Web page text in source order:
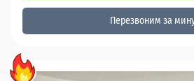
Перезвоним за